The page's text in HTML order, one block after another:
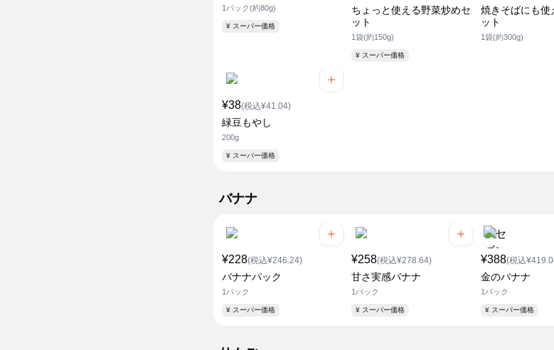
1パック(約80g)
¥ スーパー価格
ちょっと使える野菜炒めセ
ット
1袋(約150g)
¥ スーパー価格
焼きそばにも使
ット
1袋(約300g)
¥38(税込¥41.04)
緑豆もやし
200g
¥ スーパー価格
バナナ
¥228(税込¥246.24)
バナナパック
1パック
¥ スーパー価格
¥258(税込¥278.64)
甘さ実感バナナ
1パック
¥ スーパー価格
¥388(税込
金のバナナ
1パック
¥ スーパー価格